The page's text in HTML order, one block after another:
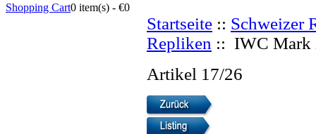
Shopping Cart0 item(s) - €0
Startseite :: Schweizer
Repliken :: IWC Mark
Artikel 17/26